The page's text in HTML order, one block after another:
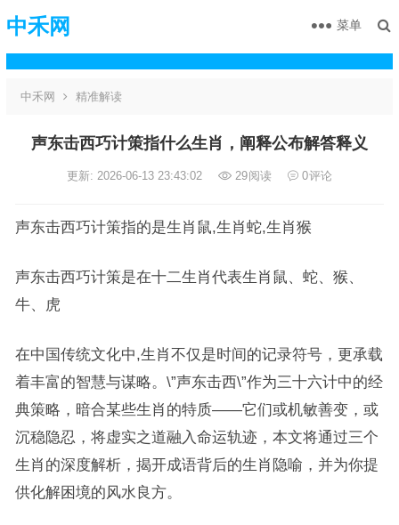
中禾网 菜单
中禾网 精准解读
声东击西巧计策指什么生肖，阐释公布解答释义
更新: 2026-06-13 23:43:02 29阅读 0评论
声东击西巧计策指的是生肖鼠,生肖蛇,生肖猴
声东击西巧计策是在十二生肖代表生肖鼠、蛇、猴、
牛、虎
在中国传统文化中,生肖不仅是时间的记录符号，更承载
着丰富的智慧与谋略。\”声东击西\”作为三十六计中的经
典策略，暗合某些生肖的特质——它们或机敏善变，或
沉稳隐忍，将虚实之道融入命运轨迹，本文将通过三个
生肖的深度解析，揭开成语背后的生肖隐喻，并为你提
供化解困境的风水良方。